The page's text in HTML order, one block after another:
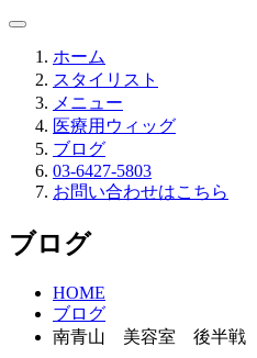
ホーム
スタイリスト
メニュー
医療用ウィッグ
ブログ
03-6427-5803
お問い合わせはこちら
ブログ
HOME
ブログ
南青山 美容室 後半戦